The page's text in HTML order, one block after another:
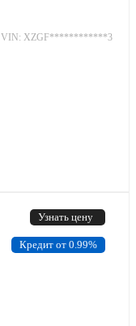
VIN: XZGF************3
Узнать цену
Кредит от 0.99%